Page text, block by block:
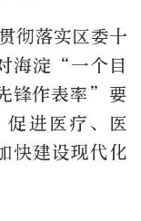
彻落实区委十
海淀“一个目
锋作表率”要
促进医疗、医
快建设现代化